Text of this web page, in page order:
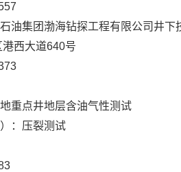
油集团渤海钻探工程有限公司井下
西大道640号
重点井地层含油气性测试
：压裂测试